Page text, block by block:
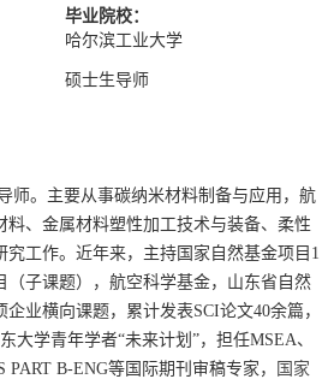
毕业院校：
哈尔滨工业大学
硕士生导师
师。主要从事碳纳米材料制备与应用，航
料、金属材料塑性加工技术与装备、柔性
工作。近年来，主持国家自然基金项目1
（子课题），航空科学基金，山东省自然
业横向课题，累计发表SCI论文40余篇，
大学青年学者“未来计划”，担任MSEA、
PART B-ENG等国际期刊审稿专家，
国家